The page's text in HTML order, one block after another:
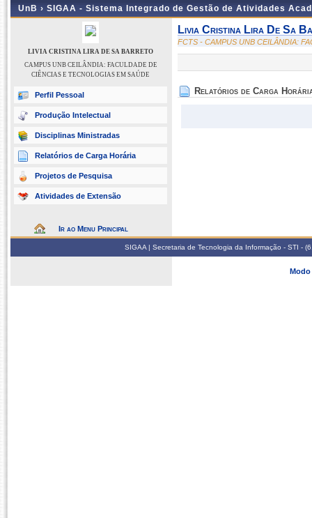
UnB › SIGAA - Sistema Integrado de Gestão de Atividades
LIVIA CRISTINA LIRA DE SA BARRETO
CAMPUS UNB CEILÂNDIA: FACULDADE DE
CIÊNCIAS E TECNOLOGIAS EM SAÚDE
Perfil Pessoal
Produção Intelectual
Disciplinas Ministradas
Relatórios de Carga Horária
Projetos de Pesquisa
Atividades de Extensão
Ir ao Menu Principal
Livia Cristina Lira De Sa
FCTS - CAMPUS UNB CEILÂNDIA:
Relatórios de Carga
SIGAA | Secretaria de Tecnologia da Informação - STI -
Modo